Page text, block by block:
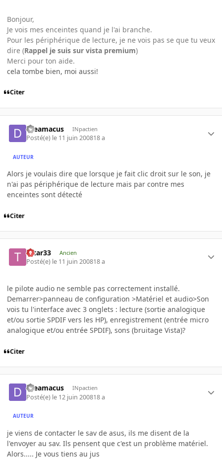
Bonjour,
Je vois mes enceintes quand je l'ai branche.
Pour les périphérique de lecture, je ne vois pas se que tu veux
dire (Rappel je suis sur vista premium)
Merci pour ton aide.
cela tombe bien, moi aussi!
Citer
dreamacus INpactien
Posté(e) le 11 juin 200818 a
AUTEUR
Alors je voulais dire que lorsque je fait clic droit sur le son, je
n'ai pas périphérique de lecture mais par contre mes
enceintes sont détecté
Citer
tatar33 Ancien
Posté(e) le 11 juin 200818 a
le pilote audio ne semble pas correctement installé.
Demarrer>panneau de configuration >Matériel et audio>Son
vois tu l'interface avec 3 onglets : lecture (sortie analogique
et/ou sortie SPDIF vers les HP), enregistrement (entrée micro
analogique et/ou entrée SPDIF), sons (bruitage Vista)?
Citer
dreamacus INpactien
Posté(e) le 12 juin 200818 a
AUTEUR
je viens de contacter le sav de asus, ils me disent de la
l'envoyer au sav. Ils pensent que c'est un problème matériel.
Alors..... Je vous tiens au jus